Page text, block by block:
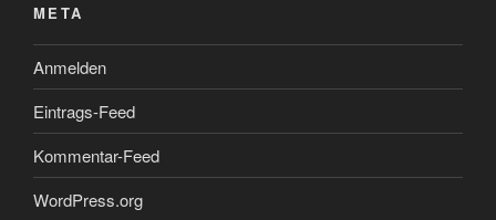
META
Anmelden
Eintrags-Feed
Kommentar-Feed
WordPress.org